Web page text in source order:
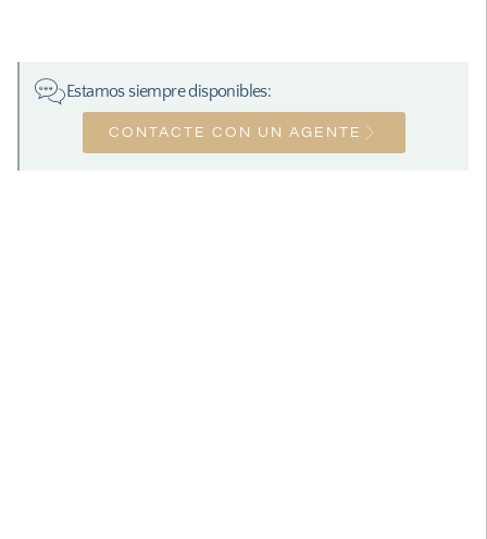
Estamos siempre disponibles:
CONTACTE CON UN AGENTE